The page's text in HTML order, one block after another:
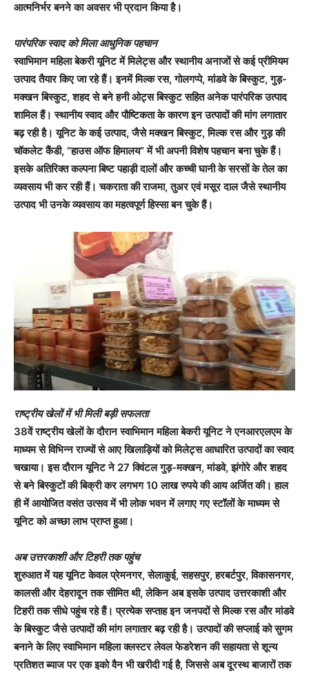
आत्मनिर्भर बनने का अवसर भी प्रदान किया है।
पारंपरिक स्वाद को मिला आधुनिक पहचान
स्वाभिमान महिला बेकरी यूनिट में मिलेट्स और स्थानीय अनाजों से कई प्रीमियम
उत्पाद तैयार किए जा रहे हैं। इनमें मिल्क रस, गोलगप्पे, मांडवे के बिस्कुट, गुड़-
मक्खन बिस्कुट, शहद से बने हनी ओट्स बिस्कुट सहित अनेक पारंपरिक उत्पाद
शामिल हैं। स्थानीय स्वाद और पौष्टिकता के कारण इन उत्पादों की मांग लगातार
बढ़ रही है। यूनिट के कई उत्पाद, जैसे मक्खन बिस्कुट, मिल्क रस और गुड़ की
चॉकलेट कैंडी, “हाउस ऑफ हिमालय” में भी अपनी विशेष पहचान बना चुके हैं।
इसके अतिरिक्त कल्पना बिष्ट पहाड़ी दालों और कच्ची घानी के सरसों के तेल का
व्यवसाय भी कर रही हैं। चकराता की राजमा, तुअर एवं मसूर दाल जैसे स्थानीय
उत्पाद भी उनके व्यवसाय का महत्वपूर्ण हिस्सा बन चुके हैं।
राष्ट्रीय खेलों में भी मिली बड़ी सफलता
38वें राष्ट्रीय खेलों के दौरान स्वाभिमान महिला बेकरी यूनिट ने एनआरएलएम के
माध्यम से विभिन्न राज्यों से आए खिलाड़ियों को मिलेट्स आधारित उत्पादों का स्वाद
चखाया। इस दौरान यूनिट ने 27 क्विंटल गुड़-मक्खन, मांडवे, झंगोरे और शहद
से बने बिस्कुटों की बिक्री कर लगभग 10 लाख रुपये की आय अर्जित की। हाल
ही में आयोजित वसंत उत्सव में भी लोक भवन में लगाए गए स्टॉलों के माध्यम से
यूनिट को अच्छा लाभ प्राप्त हुआ।
अब उत्तरकाशी और टिहरी तक पहुंच
शुरुआत में यह यूनिट केवल प्रेमनगर, सेलाकुई, सहसपुर, हरबर्टपुर, विकासनगर,
कालसी और देहरादून तक सीमित थी, लेकिन अब इसके उत्पाद उत्तरकाशी और
टिहरी तक सीधे पहुंच रहे हैं। प्रत्येक सप्ताह इन जनपदों से मिल्क रस और मांडवे
के बिस्कुट जैसे उत्पादों की मांग लगातार बढ़ रही है। उत्पादों की सप्लाई को सुगम
बनाने के लिए स्वाभिमान महिला क्लस्टर लेवल फेडरेशन की सहायता से शून्य
प्रतिशत ब्याज पर एक इको वैन भी खरीदी गई है, जिससे अब दूरस्थ बाजारों तक